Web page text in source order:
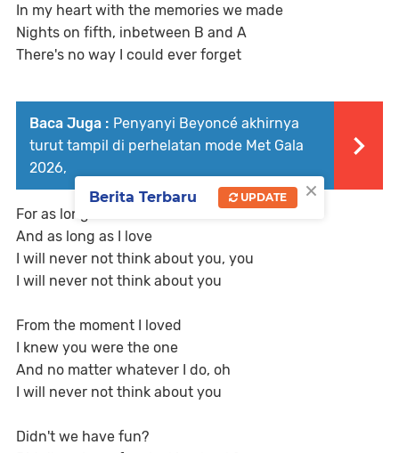
In my heart with the memories we made
Nights on fifth, inbetween B and A
There's no way I could ever forget
Baca Juga : Penyanyi Beyoncé akhirnya
turut tampil di perhelatan mode Met Gala
2026,
For as long as I live
And as long as I love
I will never not think about you, you
I will never not think about you
From the moment I loved
I knew you were the one
And no matter whatever I do, oh
I will never not think about you
Didn't we have fun?
×
Berita Terbaru UPDATE